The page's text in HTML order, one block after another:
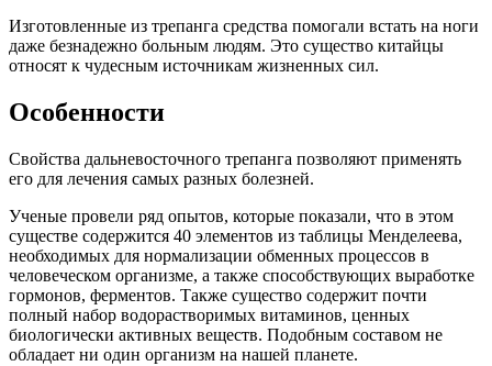
Изготовленные из трепанга средства помогали встать на ноги
даже безнадежно больным людям. Это существо китайцы
относят к чудесным источникам жизненных сил.
Особенности
Свойства дальневосточного трепанга позволяют применять
его для лечения самых разных болезней.
Ученые провели ряд опытов, которые показали, что в этом
существе содержится 40 элементов из таблицы Менделеева,
необходимых для нормализации обменных процессов в
человеческом организме, а также способствующих выработке
гормонов, ферментов. Также существо содержит почти
полный набор водорастворимых витаминов, ценных
биологически активных веществ. Подобным составом не
обладает ни один организм на нашей планете.